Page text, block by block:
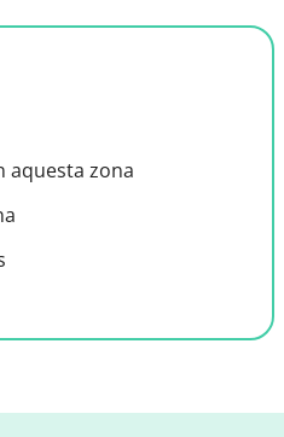
aquesta zona